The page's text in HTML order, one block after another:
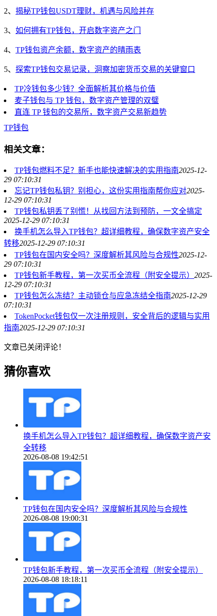
2、 揭秘TP钱包USDT理财，机遇与风险并存
3、 如何拥有TP钱包，开启数字资产之门
4、 TP钱包资产余额，数字资产的晴雨表
5、 探索TP钱包交易记录，洞察加密货币交易的关键窗口
TP冷钱包多少钱？全面解析其价格与价值
麦子钱包与 TP 钱包，数字资产管理的双璧
直连 TP 钱包的交易所，数字资产交易新趋势
TP钱包
相关文章：
TP钱包燃料不足？新手也能快速解决的实用指南2025-12-
29 07:10:31
忘记TP钱包私钥？别担心，这份实用指南帮你应对2025-
12-29 07:10:31
TP钱包私钥丢了别慌！从找回方法到预防，一文全搞定
2025-12-29 07:10:31
换手机怎么导入TP钱包？超详细教程，确保数字资产安全
转移2025-12-29 07:10:31
TP钱包在国内安全吗？深度解析其风险与合规性2025-12-
29 07:10:31
TP钱包新手教程，第一次买币全流程（附安全提示） 2025-
12-29 07:10:31
TP钱包怎么冻结？主动锁仓与应急冻结全指南2025-12-29
07:10:31
TokenPocket钱包仅一次注册规则，安全背后的逻辑与实用
指南2025-12-29 07:10:31
文章已关闭评论！
猜你喜欢
换手机怎么导入TP钱包？超详细教程，确保数字资产安
全转移
2026-08-08 19:42:51
TP钱包在国内安全吗？深度解析其风险与合规性
2026-08-08 19:00:31
TP钱包新手教程，第一次买币全流程（附安全提示）
2026-08-08 18:18:11